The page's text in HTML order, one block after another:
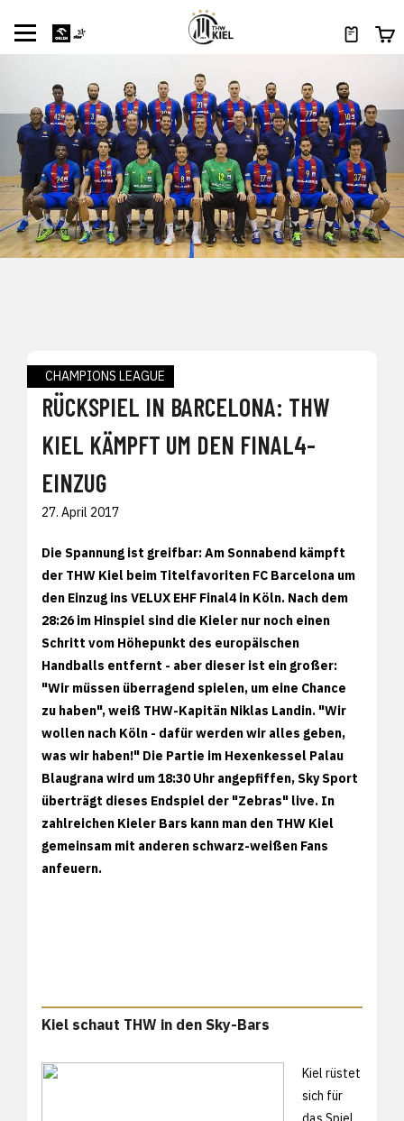
CHAMPIONS LEAGUE
RÜCKSPIEL IN BARCELONA: THW
KIEL KÄMPFT UM DEN FINAL4-
EINZUG
27. April 2017
Die Spannung ist greifbar: Am Sonnabend kämpft
der THW Kiel beim Titelfavoriten FC Barcelona um
den Einzug ins VELUX EHF Final4 in Köln. Nach dem
28:26 im Hinspiel sind die Kieler nur noch einen
Schritt vom Höhepunkt des europäischen
Handballs entfernt - aber dieser ist ein großer:
"Wir müssen überragend spielen, um eine Chance
zu haben", weiß THW-Kapitän Niklas Landin. "Wir
wollen nach Köln - dafür werden wir alles geben,
was wir haben!" Die Partie im Hexenkessel Palau
Blaugrana wird um 18:30 Uhr angepfiffen, Sky Sport
überträgt dieses Endspiel der "Zebras" live. In
zahlreichen Kieler Bars kann man den THW Kiel
gemeinsam mit anderen schwarz-weißen Fans
anfeuern.
Kiel schaut THW in den Sky-Bars
Kiel rüstet
sich für